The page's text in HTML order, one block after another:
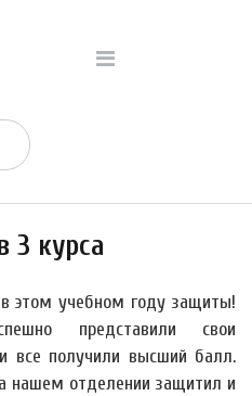
3 курса
этом учебном году защиты!
представили свои
все получили высший балл.
нашем отделении защитил и